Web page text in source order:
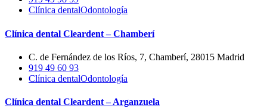
Clínica dentalOdontología
Clínica dental Cleardent – Chamberí
C. de Fernández de los Ríos, 7, Chamberí, 28015 Madrid
919 49 60 93
Clínica dentalOdontología
Clínica dental Cleardent – Arganzuela